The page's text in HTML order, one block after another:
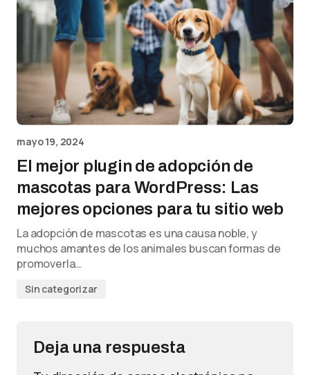
mayo 19, 2024
El mejor plugin de adopción de
mascotas para WordPress: Las
mejores opciones para tu sitio web
La adopción de mascotas es una causa noble, y
muchos amantes de los animales buscan formas de
promoverla…
Sin categorizar
Deja una respuesta